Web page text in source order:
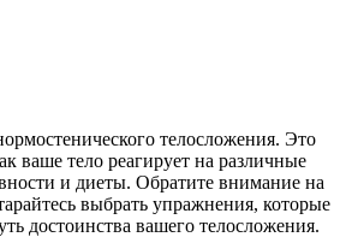
телосложения. Это
ваше тело реагирует на различные
и диеты. Обратите внимание на
выбрать упражнения, которые
достоинства вашего телосложения.